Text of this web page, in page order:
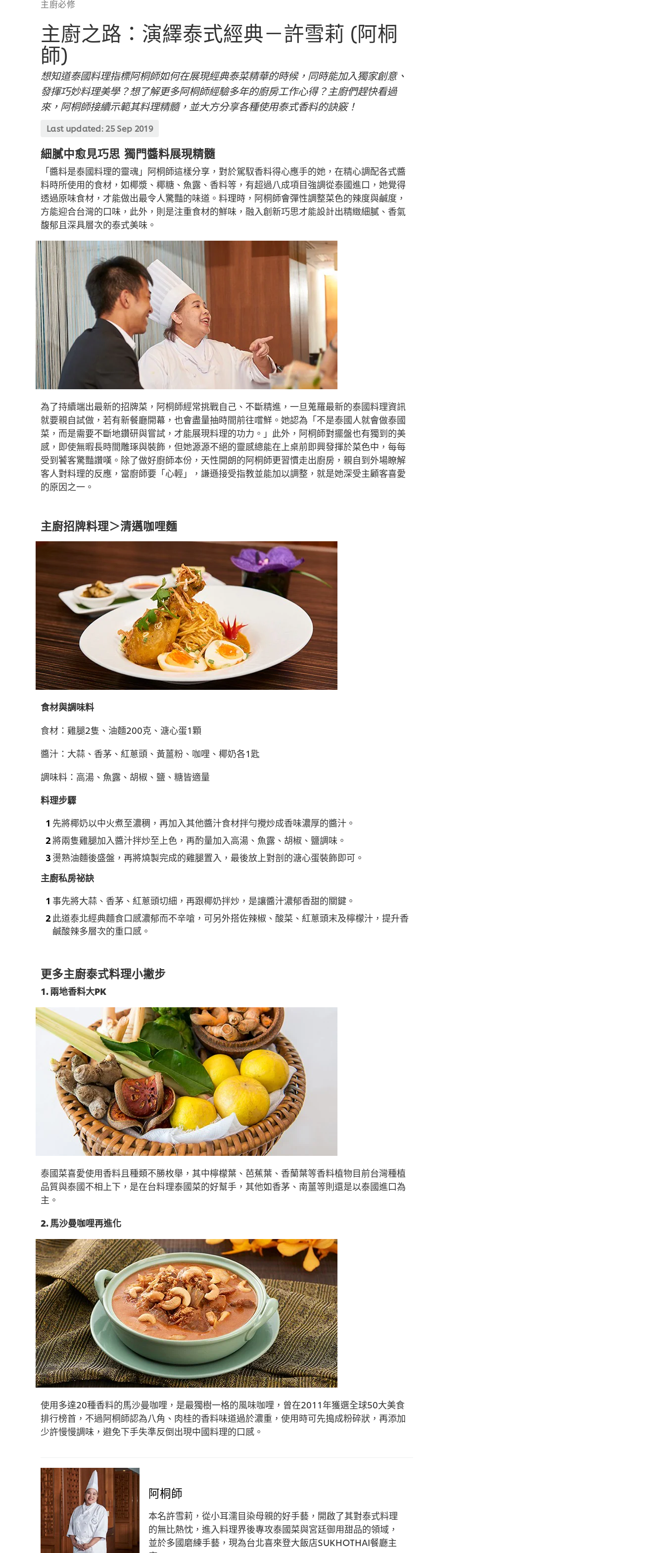
主廚必修
主廚之路：演繹泰式經典－許雪莉 (阿桐
師)
想知道泰國料理指標阿桐師如何在展現經典泰菜精華的時候，同時能加入獨家創意、
發揮巧妙料理美學？想了解更多阿桐師經驗多年的廚房工作心得？主廚們趕快看過
來，阿桐師接續示範其料理精髓，並大方分享各種使用泰式香料的訣竅！
Last updated: 25 Sep 2019
細膩中愈見巧思 獨門醬料展現精髓
「醬料是泰國料理的靈魂」阿桐師這樣分享，對於駕馭香料得心應手的她，在精心調配各式醬
料時所使用的食材，如椰漿、椰糖、魚露、香料等，有超過八成項目強調從泰國進口，她覺得
透過原味食材，才能做出最令人驚豔的味道。料理時，阿桐師會彈性調整菜色的辣度與鹹度，
方能迎合台灣的口味，此外，則是注重食材的鮮味，融入創新巧思才能設計出精緻細膩、香氣
馥郁且深具層次的泰式美味。
為了持續端出最新的招牌菜，阿桐師經常挑戰自己、不斷精進，一旦蒐羅最新的泰國料理資訊
就要親自試做，若有新餐廳開幕，也會盡量抽時間前往嚐鮮。她認為「不是泰國人就會做泰國
菜，而是需要不斷地鑽研與嘗試，才能展現料理的功力。」此外，阿桐師對擺盤也有獨到的美
感，即使無暇長時間雕琢與裝飾，但她源源不絕的靈感總能在上桌前即興發揮於菜色中，每每
受到饕客驚豔讚嘆。除了做好廚師本份，天性開朗的阿桐師更習慣走出廚房，親自到外場瞭解
客人對料理的反應，當廚師要「心輕」，謙遜接受指教並能加以調整，就是她深受主顧客喜愛
的原因之一。
主廚招牌料理＞清邁咖哩麵
食材與調味料
食材：雞腿2隻、油麵200克、溏心蛋1顆
醬汁：大蒜、香茅、紅蔥頭、黃薑粉、咖哩、椰奶各1匙
調味料：高湯、魚露、胡椒、鹽、糖皆適量
料理步驟
先將椰奶以中火煮至濃稠，再加入其他醬汁食材拌勻攪炒成香味濃厚的醬汁。
將兩隻雞腿加入醬汁拌炒至上色，再酌量加入高湯、魚露、胡椒、鹽調味。
燙熟油麵後盛盤，再將燒製完成的雞腿置入，最後放上對剖的溏心蛋裝飾即可。
主廚私房祕訣
事先將大蒜、香茅、紅蔥頭切細，再跟椰奶拌炒，是讓醬汁濃郁香甜的關鍵。
此道泰北經典麵食口感濃郁而不辛嗆，可另外搭佐辣椒、酸菜、紅蔥頭末及檸檬汁，提升香
鹹酸辣多層次的重口感。
更多主廚泰式料理小撇步
1. 兩地香料大PK
泰國菜喜愛使用香料且種類不勝枚舉，其中檸檬葉、芭蕉葉、香蘭葉等香料植物目前台灣種植
品質與泰國不相上下，是在台料理泰國菜的好幫手，其他如香茅、南薑等則還是以泰國進口為
主。
2. 馬沙曼咖哩再進化
使用多達20種香料的馬沙曼咖哩，是最獨樹一格的風味咖哩，曾在2011年獲選全球50大美食
排行榜首，不過阿桐師認為八角、肉桂的香料味道過於濃重，使用時可先搗成粉碎狀，再添加
少許慢慢調味，避免下手失準反倒出現中國料理的口感。
阿桐師
本名許雪莉，從小耳濡目染母親的好手藝，開啟了其對泰式料理
的無比熱忱，進入料理界後專攻泰國菜與宮廷御用甜品的領域，
並於多國磨練手藝，現為台北喜來登大飯店SUKHOTHAI餐廳主